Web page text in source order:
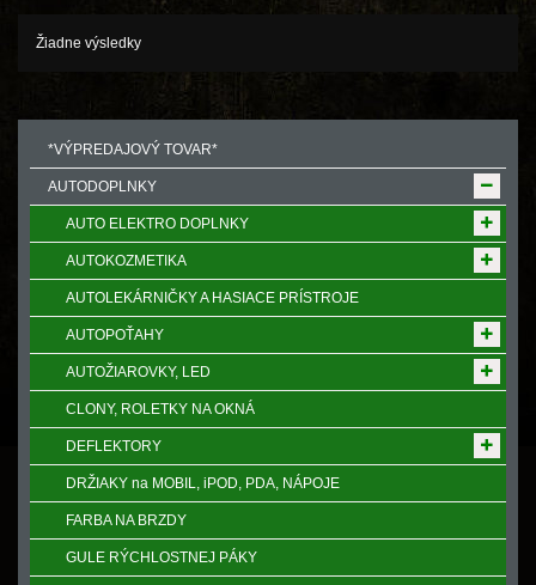
Žiadne výsledky
*VÝPREDAJOVÝ TOVAR*
AUTODOPLNKY
AUTO ELEKTRO DOPLNKY
AUTOKOZMETIKA
AUTOLEKÁRNIČKY A HASIACE PRÍSTROJE
AUTOPOŤAHY
AUTOŽIAROVKY, LED
CLONY, ROLETKY NA OKNÁ
DEFLEKTORY
DRŽIAKY na MOBIL, iPOD, PDA, NÁPOJE
FARBA NA BRZDY
GULE RÝCHLOSTNEJ PÁKY